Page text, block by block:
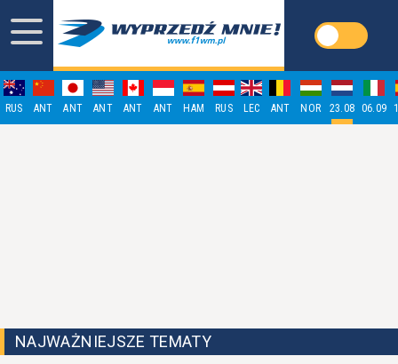
RUS ANT ANT ANT ANT ANT HAM RUS LEC ANT NOR 23.08 06.09
NAJWAŻNIEJSZE TEMATY